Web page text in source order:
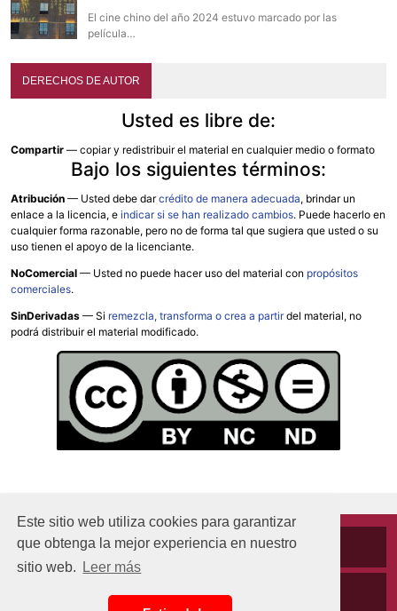
Este sitio web utiliza cookies para garantizar
que obtenga la mejor experiencia en nuestro
sitio web.
Leer más
El cine chino del año 2024 estuvo marcado por las
película…
DERECHOS DE AUTOR
Usted es libre de:
Compartir — copiar y redistribuir el material en cualquier medio o formato
Bajo los siguientes términos:
Atribución — Usted debe darcrédito de manera adecuada, brindar un
enlace a la licencia, e indicar si se han realizado cambios. Puede hacerlo en
cualquier forma razonable, pero no de forma tal que sugiera que usted o su
uso tienen el apoyo de la licenciante.
NoComercial — Usted no puede hacer uso del material con propósitos
comerciales.
SinDerivadas — Si remezcla, transforma o crea a partirdel material, no
podrá distribuir el material modificado.
Cookies
Políticas de privacidad